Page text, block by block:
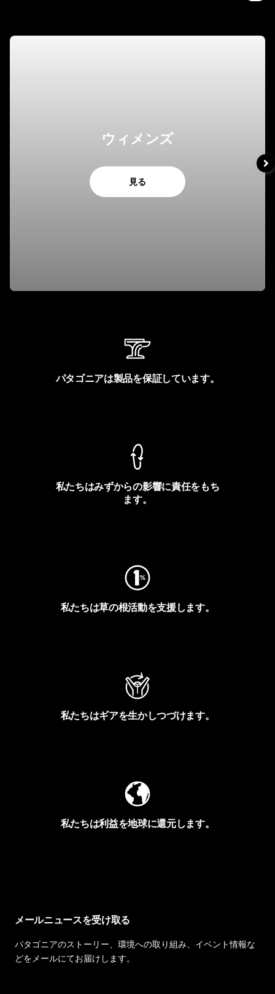
ウィメンズ
見る
パタゴニアは製品を保証しています。
私たちはみずからの影響に責任をもち
ます。
私たちは草の根活動を支援します。
私たちはギアを生かしつづけます。
私たちは利益を地球に還元します。
メールニュースを受け取る
パタゴニアのストーリー、環境への取り組み、イベント情報な
どをメールにてお届けします。